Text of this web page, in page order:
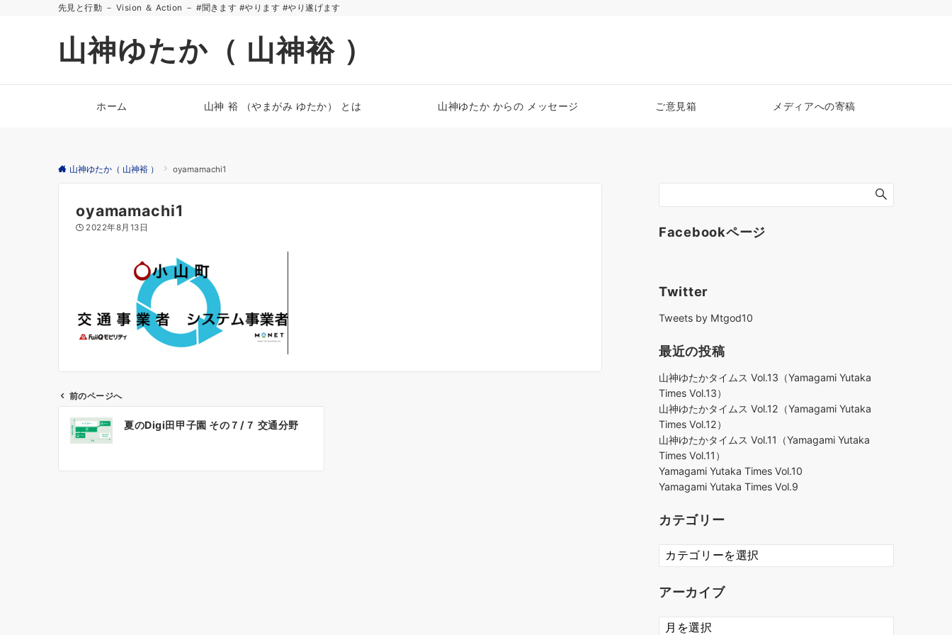
先見と行動 － Vision ＆ Action － #聞きます #やります #やり遂げます
山神ゆたか（ 山神裕 ）
ホーム 山神 裕 （やまがみ ゆたか） とは 山神ゆたか からの メッセージ ご意見箱 メディアへの寄稿
山神ゆたか（ 山神裕 ） oyamamachi1
oyamamachi1
2022年8月13日
前のページへ
夏のDigi田甲子園 その７/７ 交通分野
Facebookページ
Twitter
Tweets by Mtgod10
最近の投稿
山神ゆたかタイムス Vol.13（Yamagami Yutaka
Times Vol.13）
山神ゆたかタイムス Vol.12（Yamagami Yutaka
Times Vol.12）
山神ゆたかタイムス Vol.11（Yamagami Yutaka
Times Vol.11）
Yamagami Yutaka Times Vol.10
Yamagami Yutaka Times Vol.9
カテゴリー
カ
テ
リ
アーカイブ
ア